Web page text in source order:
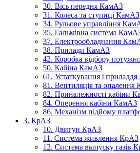
30. Вісь передня КамАЗ
31. Колеса та ступиці КамАЗ
34. Рульове управління
35. Гальмівна система
37. Електрообладнання
38. Прилади КамАЗ
42. Коробка відбору
50. Кабіна КамАЗ
61. Устаткування і
81. Вентиляція та опалення
82. Приналежності кабіни
84. Оперення кабіни КамАЗ
86. Механізм підйому
3. КрАЗ
10. Двигун КрАЗ
11. Система живлення КрАЗ
12. Система выпуску газів